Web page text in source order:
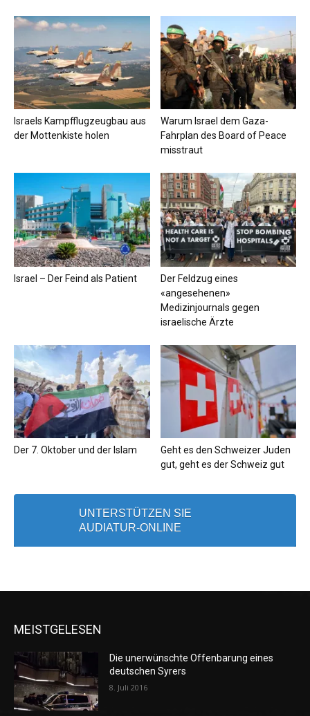
Israels Kampfflugzeugbau aus
der Mottenkiste holen
Warum Israel dem Gaza-
Fahrplan des Board of Peace
misstraut
Israel – Der Feind als Patient
Der Feldzug eines
«angesehenen»
Medizinjournals gegen
israelische Ärzte
Der 7. Oktober und der Islam
Geht es den Schweizer Juden
gut, geht es der Schweiz gut
UNTERSTÜTZEN SIE
AUDIATUR-ONLINE
MEISTGELESEN
Die unerwünschte Offenbarung eines
deutschen Syrers
8. Juli 2016